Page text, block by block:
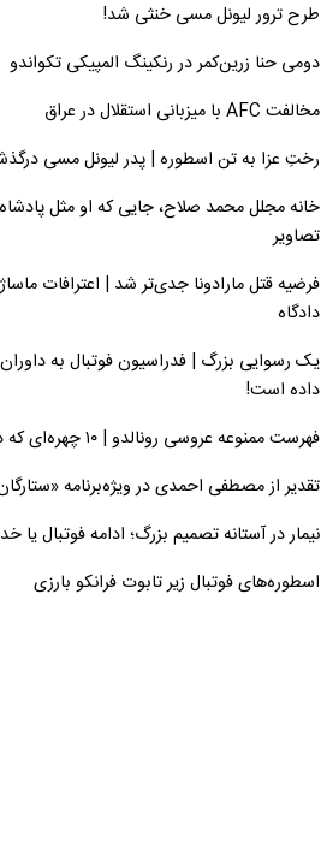
طرح ترور لیونل مسی خنثی شد!
دومی حنا زرین‌کمر در رنکینگ المپیکی تکواندو
مخالفت AFC با میزبانی استقلال در عراق
رختِ عزا به تن اسطوره | پدر لیونل مسی
خانه مجلل محمد صلاح، جایی که او مثل
تصاویر
فرضیه قتل مارادونا جدی‌تر شد | اعترافات
دادگاه
یک رسوایی بزرگ | فدراسیون فوتبال به
داده است!
فهرست ممنوعه عروسی رونالدو | ۱۰ چهره‌ای که دعوت نمی‌شوند
تقدیر از مصطفی احمدی در ویژه‌برنامه
نیمار در آستانه تصمیم بزرگ؛ ادامه فوتبال یا
اسطوره‌های فوتبال زیر تابوت فرانکو بارزی